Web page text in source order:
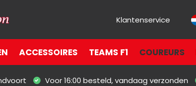
Klantenservice
ACCESSOIRES TEAMS F1 COUREURS
Voor 16:00 besteld, vandaag verzonden